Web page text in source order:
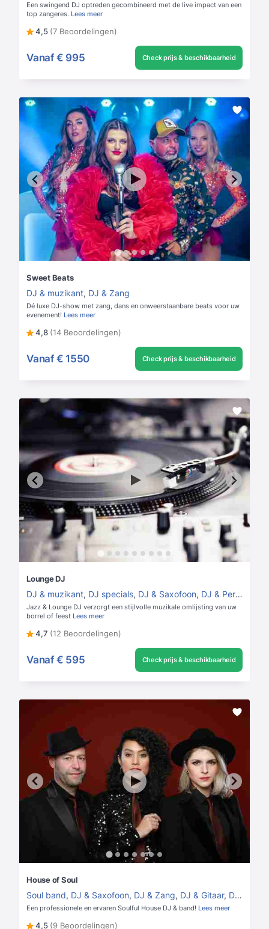
Een swingend DJ optreden gecombineerd met de live impact van een
top zangeres. Lees meer
4,5 (7 Beoordelingen)
Vanaf € 995 Check prijs & beschikbaarheid
Sweet Beats
DJ & muzikant, DJ & Zang
Dé luxe DJ-show met zang, dans en onweerstaanbare beats voor uw
evenement! Lees meer
4,8 (14 Beoordelingen)
Vanaf € 1550 Check prijs & beschikbaarheid
Lounge DJ
DJ & muzikant, DJ specials, DJ & Saxofoon, DJ & Percussie
Jazz & Lounge DJ verzorgt een stijlvolle muzikale omlijsting van uw
borrel of feest Lees meer
4,7 (12 Beoordelingen)
Vanaf € 595 Check prijs & beschikbaarheid
House of Soul
Soul band, DJ & Saxofoon, DJ & Zang, DJ & Gitaar, DJ & Band
Een professionele en ervaren Soulful House DJ & band! Lees meer
4,5 (9 Beoordelingen)